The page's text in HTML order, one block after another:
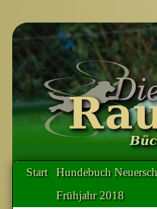
Start
Hundebuch
Frühjahr 2018